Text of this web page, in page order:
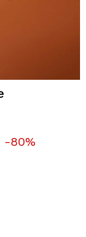
-80%